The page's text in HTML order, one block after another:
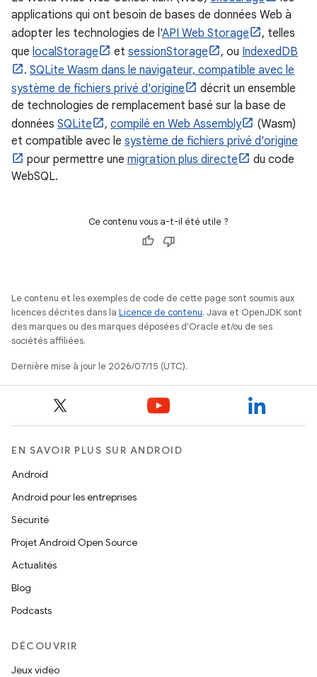
applications qui ont besoin de bases de données Web à
adopter les technologies de l'API Web Storage
, telles
que localStorage et sessionStorage , ou IndexedDB
. SQLite Wasm dans le navigateur, compatible avec le
système de fichiers privé d'origine
décrit un ensemble
de technologies de remplacement basé sur la base de
données SQLite , compilé en Web Assembly
(Wasm)
et compatible avec le système de fichiers privé d'origine
pour permettre une migration plus directe
du code
WebSQL.
Ce contenu vous a-t-il été utile ?
Le contenu et les exemples de code de cette page sont soumis aux
licences décrites dans la Licence de contenu. Java et OpenJDK sont
des marques ou des marques déposées d'Oracle et/ou de ses
sociétés affiliées.
Dernière mise à jour le 2026/07/15 (UTC).
EN SAVOIR PLUS SUR ANDROID
Android
Android pour les entreprises
Sécurité
Projet Android Open Source
Actualités
Blog
Podcasts
DÉCOUVRIR
Jeux vidéo